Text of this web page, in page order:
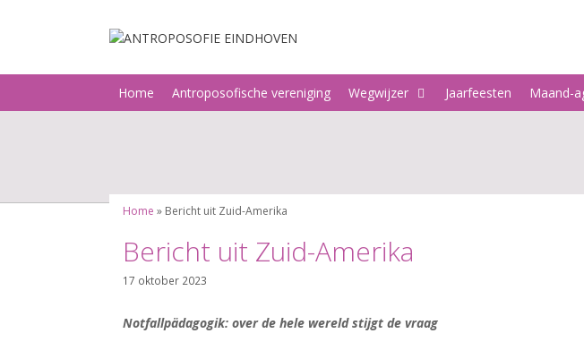
Home Antroposofische vereniging Wegwijzer Jaarfeesten Maand-
Home » Bericht uit Zuid-Amerika
Bericht uit Zuid-Amerika
17 oktober 2023
Notfallpädagogik: over de hele wereld stijgt de vraag